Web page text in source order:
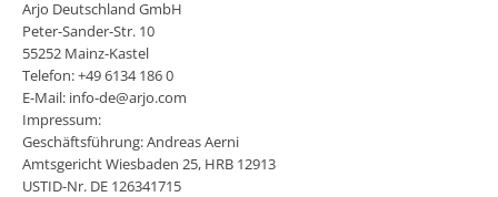
Arjo Deutschland GmbH
Peter-Sander-Str. 10
55252 Mainz-Kastel
Telefon: +49 6134 186 0
E-Mail: info-de@arjo.com
Impressum:
Geschäftsführung: Andreas Aerni
Amtsgericht Wiesbaden 25, HRB 12913
USTID-Nr. DE 126341715